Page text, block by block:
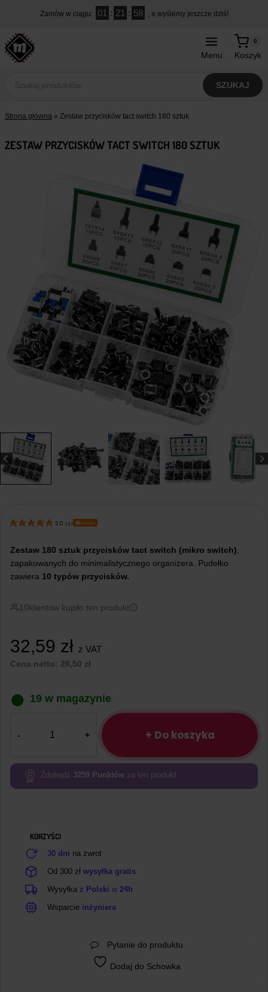
treści
Zamów w ciągu: 01 : 21 : 57 , a wyślemy jeszcze dziś!
Menu Koszyk
0
produktów
SZUKAJ
Strona główna » Zestaw przycisków tact switch 180 sztuk
ZESTAW PRZYCISKÓW TACT SWITCH 180 SZTUK
5.0 ( 3 ) Bestseller
Zestaw 180 sztuk przycisków tact switch (mikro switch)
zapakowanych do minimalistycznego organizera. Pudełko
zawiera 10 typów przycisków.
10klientów kupiło ten produkt
32,59 zł z VAT
Cena netto: 26,50 zł
19 w magazynie
switch
180
+ Do koszyka
Zdobądź 3259 Punktów za ten produkt.
KORZYŚCI
30 dni na zwrot
Od 300 zł wysyłka gratis
Wysyłka z Polski w 24h
Wsparcie inżyniera
Pytanie do produktu
Dodaj do Schowka